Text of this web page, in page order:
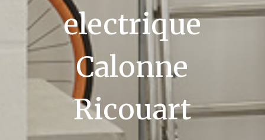
electrique
Calonne
Ricouart